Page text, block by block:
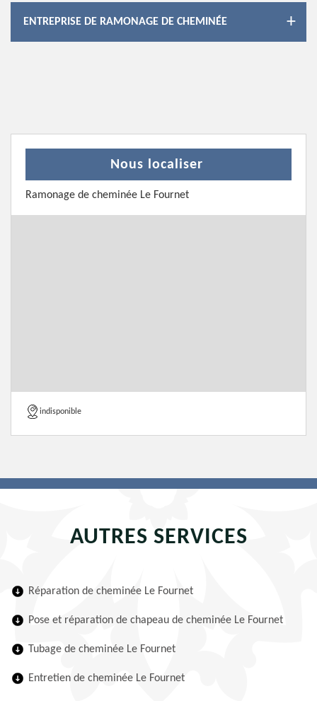
ENTREPRISE DE RAMONAGE DE CHEMINÉE
Nous localiser
Ramonage de cheminée Le Fournet
indisponible
AUTRES SERVICES
Réparation de cheminée Le Fournet
Pose et réparation de chapeau de cheminée Le Fournet
Tubage de cheminée Le Fournet
Entretien de cheminée Le Fournet